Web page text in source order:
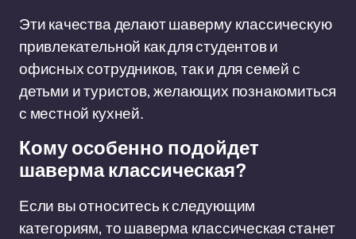
Эти качества делают шаверму классическую
привлекательной как для студентов и
офисных сотрудников, так и для семей с
детьми и туристов, желающих познакомиться
с местной кухней.
Кому особенно подойдет
шаверма классическая?
Если вы относитесь к следующим
категориям, то шаверма классическая станет